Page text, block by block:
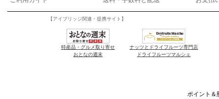
【アイブリッジ関連・提携サイト】
特産品・グルメ取り寄せ
おとなの週末
ナッツとドライフルーツ専門店
ドライフルーツマルシェ
ポイント＆